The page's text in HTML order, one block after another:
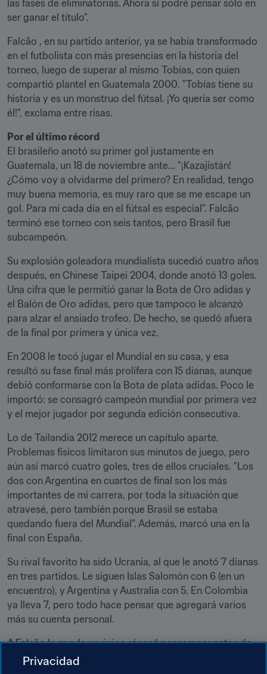
las fases de eliminatorias. Ahora sí podré pensar sólo en
ser ganar el título".
Falcão , en su partido anterior, ya se había transformado
en el futbolista con más presencias en la historia del
torneo, luego de superar al mismo Tobías, con quien
compartió plantel en Guatemala 2000. "Tobías tiene su
historia y es un monstruo del fútsal. ¡Yo quería ser como
él!", exclama entre risas.
Por el último récord
El brasileño anotó su primer gol justamente en
Guatemala, un 18 de noviembre ante... "¡Kazajistán!
¿Cómo voy a olvidarme del primero? En realidad, tengo
muy buena memoria, es muy raro que se me escape un
gol. Para mí cada día en el fútsal es especial". Falcão
terminó ese torneo con seis tantos, pero Brasil fue
subcampeón.
Su explosión goleadora mundialista sucedió cuatro años
después, en Chinese Taipei 2004, donde anotó 13 goles.
Una cifra que le permitió ganar la Bota de Oro adidas y
el Balón de Oro adidas, pero que tampoco le alcanzó
para alzar el ansiado trofeo. De hecho, se quedó afuera
de la final por primera y única vez.
En 2008 le tocó jugar el Mundial en su casa, y esa
resultó su fase final más prolífera con 15 dianas, aunque
debió conformarse con la Bota de plata adidas. Poco le
importó: se consagró campeón mundial por primera vez
y el mejor jugador por segunda edición consecutiva.
Lo de Tailandia 2012 merece un capítulo aparte.
Problemas físicos limitaron sus minutos de juego, pero
aún así marcó cuatro goles, tres de ellos cruciales. "Los
dos con Argentina en cuartos de final son los más
importantes de mi carrera, por toda la situación que
atravesé, pero también porque Brasil se estaba
quedando fuera del Mundial". Además, marcó una en la
final con España.
Su rival favorito ha sido Ucrania, al que le anotó 7 dianas
en tres partidos. Le siguen Islas Salomón con 6 (en un
encuentro), y Argentina y Australia con 5. En Colombia
ya lleva 7, pero todo hace pensar que agregará varios
más su cuenta personal.
A Falcão le queda un único récord por romper antes de,
como anunció, retirarse de la selección: convertirse en el
Privacidad